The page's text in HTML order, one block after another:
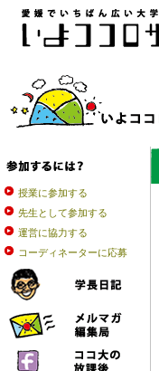
授業に参加する
先生として参加する
運営に協力する
コーディネーターに応募